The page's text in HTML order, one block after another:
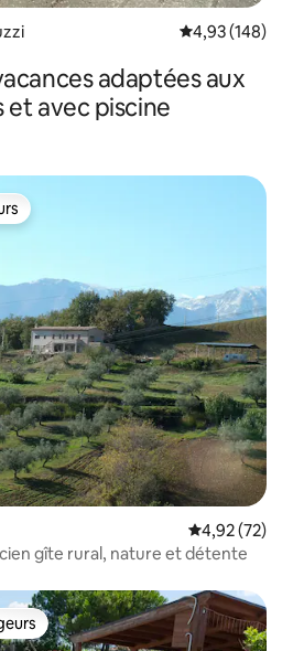
Évaluation
4,93 (148)
adaptées aux
et avec piscine
Évaluation
4,92 (72)
gîte rural, nature et détente
les plus appréciés